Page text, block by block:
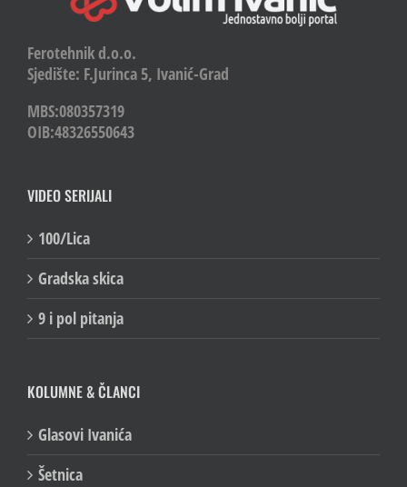
Ferotehnik d.o.o.
Sjedište: F.Jurinca 5, Ivanić-Grad
MBS:080357319
OIB:48326550643
VIDEO SERIJALI
100/Lica
Gradska skica
9 i pol pitanja
KOLUMNE & ČLANCI
Glasovi Ivanića
Šetnica